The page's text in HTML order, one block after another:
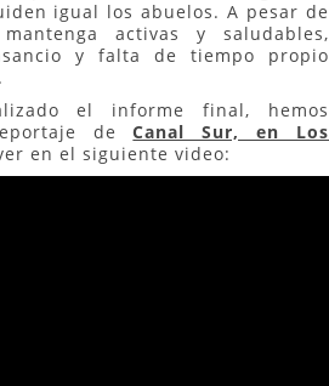
igual los abuelos. A pesar de
activas y saludables,
y falta de tiempo propio
el informe final, hemos
deCanal Sur, en Los
en el siguiente video: